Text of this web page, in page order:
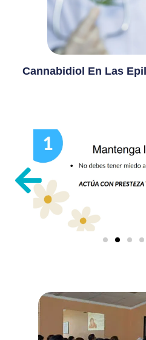
Cannabidiol En Las